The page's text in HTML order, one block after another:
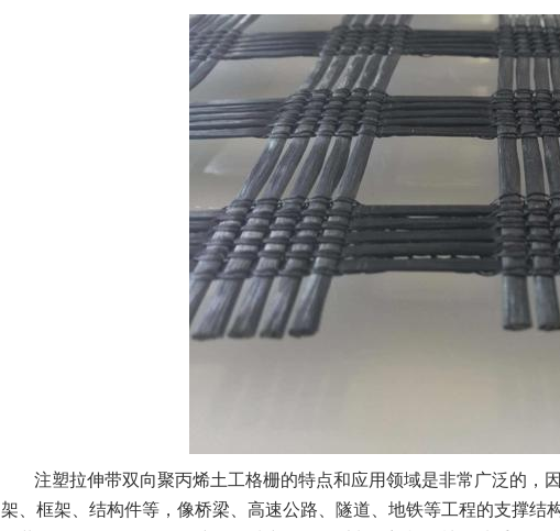
注塑拉伸带双向聚丙烯土工格栅的特点和应用领域是非常广泛的，
架、框架、结构件等，像桥梁、高速公路、隧道、地铁等工程的支撑